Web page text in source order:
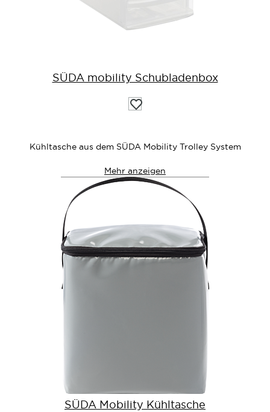
SÜDA mobility Schubladenbox
Auf
die
Kühltasche aus dem SÜDA Mobility Trolley System
Mehr anzeigen
SÜDA Mobility Kühltasche